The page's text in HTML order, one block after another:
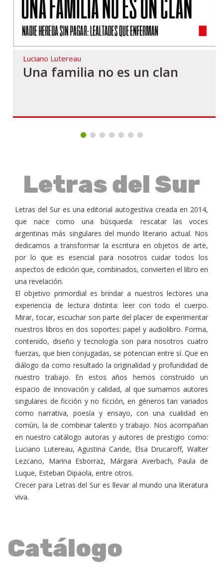
Luciano Lutereau
Una familia no es un clan
Letras del Sur
Letras del Sur es una editorial autogestiva creada en 2014,
que nace como una búsqueda: rescatar las voces
argentinas más singulares del mundo literario actual. Nos
dedicamos a transformar la escritura en objetos de arte,
por lo que es esencial para nosotros cuidar todos los
aspectos de edición que, combinados, convierten el libro en
una revelación.
El objetivo primordial es brindar a nuestros lectores una
experiencia de lectura distinta: leer con todo el cuerpo.
Mirar, tocar, escuchar son parte del placer de experimentar
nuestros libros en dos soportes: papel y audiolibro. Forma,
contenido, diseño y tecnología son para nosotros cuatro
fuerzas, que bien conjugadas, se potencian entre sí. Que en
diálogo da como resultado la originalidad y profundidad de
nuestro trabajo. En estos años hemos construido un
espacio de innovación y calidad, al que sumamos autores
singulares de ficción y no ficción, en géneros tan variados
como narrativa, poesía y ensayo, con una cualidad en
común, la de combinar talento y trabajo. Nos acompañan
en nuestro catálogo autoras y autores de prestigio como:
Luciano Lutereau, Agustina Caride, Elsa Drucaroff, Walter
Lezcano, Marina Esborraz, Márgara Averbach, Paula de
Luque, Esteban Dipaola, entre otros.
Crecer para Letras del Sur es llevar al mundo una literatura
viva.
Catálogo